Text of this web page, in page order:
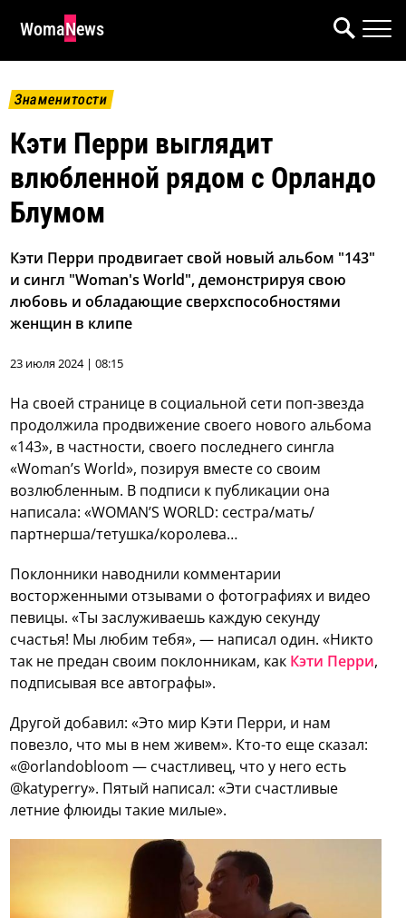
WomaNews
Знаменитости
Кэти Перри выглядит
влюбленной рядом с Орландо
Блумом
Кэти Перри продвигает свой новый альбом "143"
и сингл "Woman's World", демонстрируя свою
любовь и обладающие сверхспособностями
женщин в клипе
23 июля 2024 | 08:15
На своей странице в социальной сети поп-звезда
продолжила продвижение своего нового альбома
«143», в частности, своего последнего сингла
«Woman’s World», позируя вместе со своим
возлюбленным. В подписи к публикации она
написала: «WOMAN’S WORLD: сестра/мать/
партнерша/тетушка/королева…
Поклонники наводнили комментарии
восторженными отзывами о фотографиях и видео
певицы. «Ты заслуживаешь каждую секунду
счастья! Мы любим тебя», — написал один. «Никто
так не предан своим поклонникам, как Кэти Перри,
подписывая все автографы».
Другой добавил: «Это мир Кэти Перри, и нам
повезло, что мы в нем живем». Кто-то еще сказал:
«@orlandobloom — счастливец, что у него есть
@katyperry». Пятый написал: «Эти счастливые
летние флюиды такие милые».